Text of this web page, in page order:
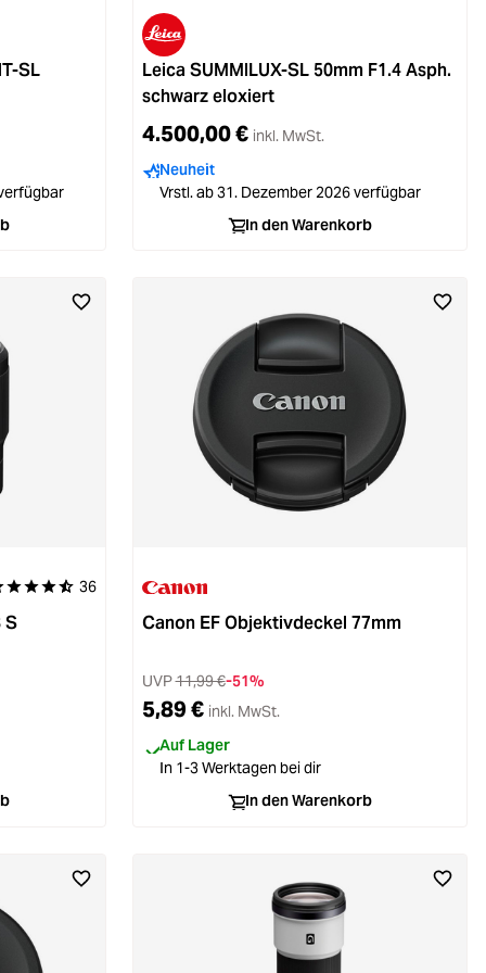
SL
Leica SUMMILUX-SL 50mm F1.4 Asph.
schwarz eloxiert
4.500,00 € inkl. MwSt.
Neuheit
Vrstl. ab 31. Dezember 2026 verfügbar
In den Warenkorb
Bewertung von 4.9 von 5 Sternen
36
S Canon EF Objektivdeckel 77mm
UVP11,99 €-51%
5,89 € inkl. MwSt.
Auf Lager
In 1-3 Werktagen bei dir
In den Warenkorb